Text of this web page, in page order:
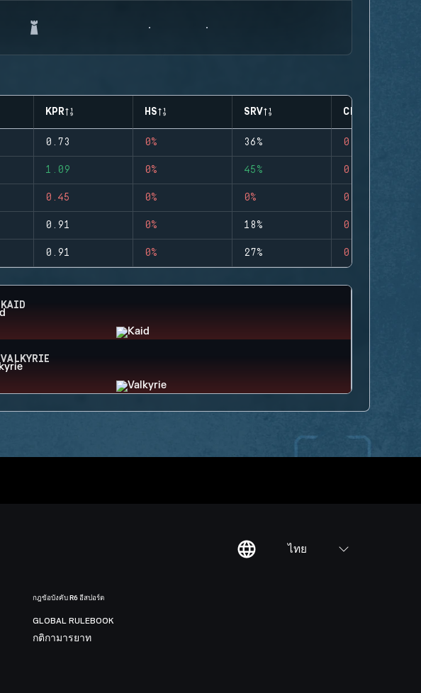
KPR HS SRV CLUTCHES
0.73 0% 36% 0
1.09 0% 45% 0
0.45 0% 0% 0
0.91 0% 18% 0
0.91 0% 27% 0
KAID
VALKYRIE
ไทย
กฎข้อบังคับ R6 อีสปอร์ต
GLOBAL RULEBOOK
กติกามารยาท